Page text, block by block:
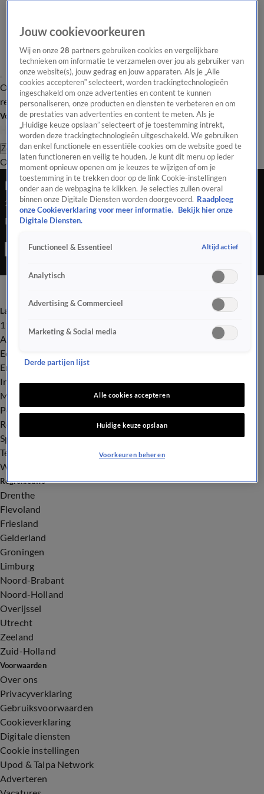
Overzicht Laatste nieuws Regionieuws Het beste van Hart
Tip de
redactie
Volg Hart van Nederland
Zoeken
OverzichtRegioUitzendingenWeerTip de redactiePanelVideo's
N79 dicht na dodelijk ongeluk motorrijder
24 juli 2020, 17:07
N79 dicht na dodelijk ongeluk motorrijder
Laatste nieuws
112
Advies & Tips
Economie
Entertainment
Infrastructuur
Milieu en Gezondheid
Politiek
Royalty
Sport
Tech
Weer
Regionieuws
Drenthe
Flevoland
Friesland
Gelderland
Groningen
Limburg
Noord-Brabant
Noord-Holland
Overijssel
Utrecht
Zeeland
Zuid-Holland
Voorwaarden
Over ons
Privacyverklaring
Gebruiksvoorwaarden
Cookieverklaring
Digitale diensten
Cookie instellingen
Upod & Talpa Network
Adverteren
Jouw cookievoorkeuren
Wij en onze28 partners gebruiken cookies en vergelijkbare
technieken om informatie te verzamelen over jou als gebruiker van
onze website(s), jouw gedrag en jouw apparaten. Als je „Alle
cookies accepteren” selecteert, worden trackingtechnologieën
ingeschakeld om onze advertenties en content te kunnen
personaliseren, onze producten en diensten te verbeteren en om
de prestaties van advertenties en content te meten. Als je
„Huidige keuze opslaan” selecteert of je toestemming intrekt,
worden deze trackingtechnologieën uitgeschakeld. We gebruiken
dan enkel functionele en essentiële cookies om de website goed te
laten functioneren en veilig te houden. Je kunt dit menu op ieder
moment opnieuw openen om je keuzes te wijzigen of om je
toestemming in te trekken door op de link Cookie-instellingen
onder aan de webpagina te klikken. Je selecties zullen overal
binnen onze Digitale Diensten worden doorgevoerd. Raadpleeg
onze Cookieverklaring voor meer informatie.
Bekijk hier onze
Digitale Diensten.
Functioneel & Essentieel Altijd actief
Analytisch
Advertising & Commercieel
Marketing & Social media
Derde partijen lijst
Alle cookies accepteren
Huidige keuze opslaan
Voorkeuren beheren